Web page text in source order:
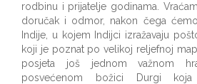
rodbinu i prijatelje godinama.
doručak i odmor, nakon čega
Indije, u kojem Indijci izražavaju
koji je poznat po velikoj reljefnoj
posjeta još jednom važnom
posvećenom božici Durgi koja